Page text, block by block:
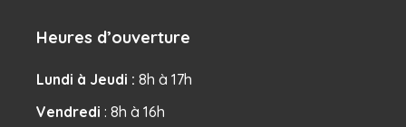
Heures d’ouverture
Lundi à Jeudi : 8h à 17h
Vendredi : 8h à 16h